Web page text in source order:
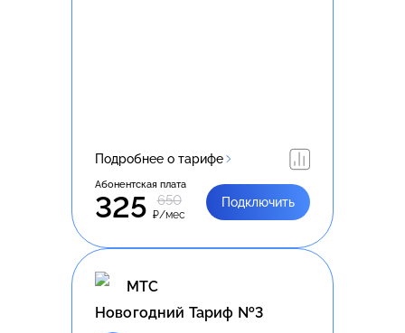
Подробнее о тарифе
Абонентская плата
325 650
₽/мес
Подключить
МТС
Новогодний Тариф №3